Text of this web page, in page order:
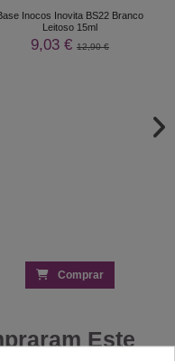
Inocos Inovita BS22 Branco
Leitoso 15ml
9,03 € 12,90 €
Comprar
Este